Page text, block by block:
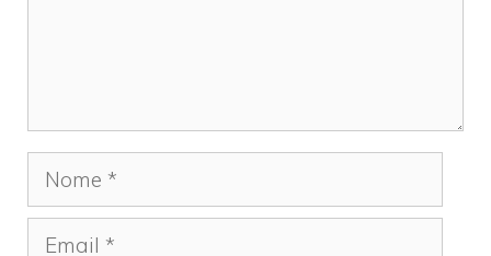
Nome
Email